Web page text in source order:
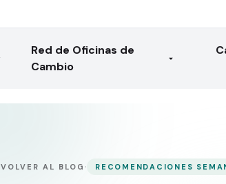
Red de Oficinas de
Cambio
VOLVER AL BLOG · RECOMENDACIONES